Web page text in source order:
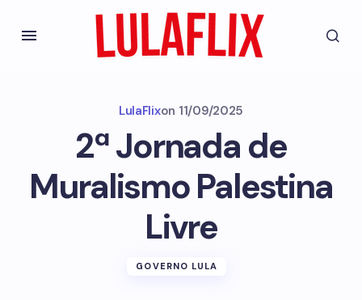
LulaFlixon 11/09/2025
2ª Jornada de
Muralismo Palestina
Livre
GOVERNO LULA